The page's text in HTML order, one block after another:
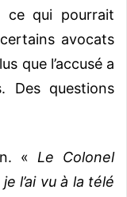
ce qui pourrait
avocats
que l’accusé a
Des questions
«Le Colonel
l’ai vu à la télé